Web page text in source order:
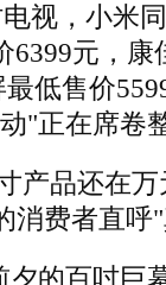
视，小米
6399元，
最低售价
"正在席卷
产品还在
消费者直呼
的百吋巨